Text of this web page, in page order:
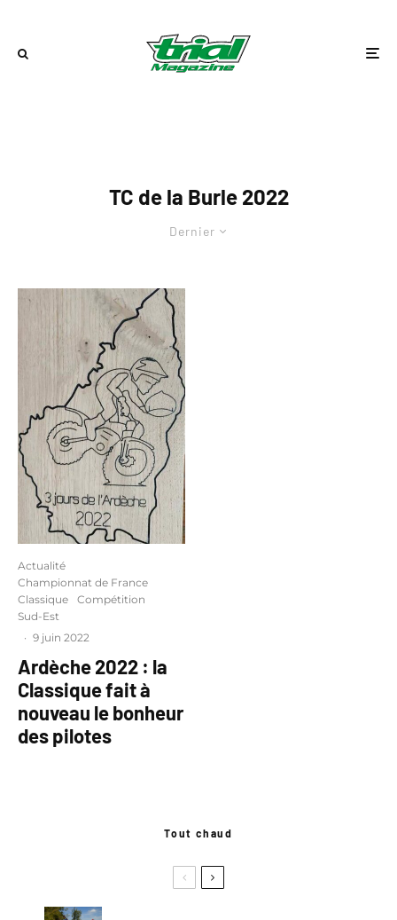
TC de la Burle 2022
Dernier
Actualité
Championnat de France
Classique
Compétition
Sud-Est
· 9 juin 2022
Ardèche 2022 : la
Classique fait à
nouveau le bonheur
des pilotes
Tout chaud